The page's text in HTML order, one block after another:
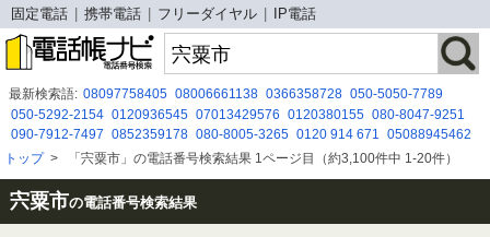
固定電話 携帯電話 フリーダイヤル IP電話
最新検索語: 08097758405 08006661138 0366358728 050-5050-7789
050-5292-2154 0120936545 07013429576 0120380155 080-8047-9251
090-7912-7497 0852359178 080-8005-3265 0120 914 671 05088945462
09077589058 03-3604-2000 09054024137 0366718808 05030917031
070-3331-9875 0367377085 070-3251-6157 0366360855 0800-919-9818
0120270171
トップ> 「宍粟市」の電話番号検索結果 1ページ目（約3,100件中 1-20件）
宍粟市の電話番号検索結果